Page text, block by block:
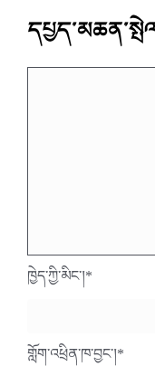
ཁྱེད་ཀྱི་མིང་།*
གློག་འཕྲིན་ཁ་བྱང་།*